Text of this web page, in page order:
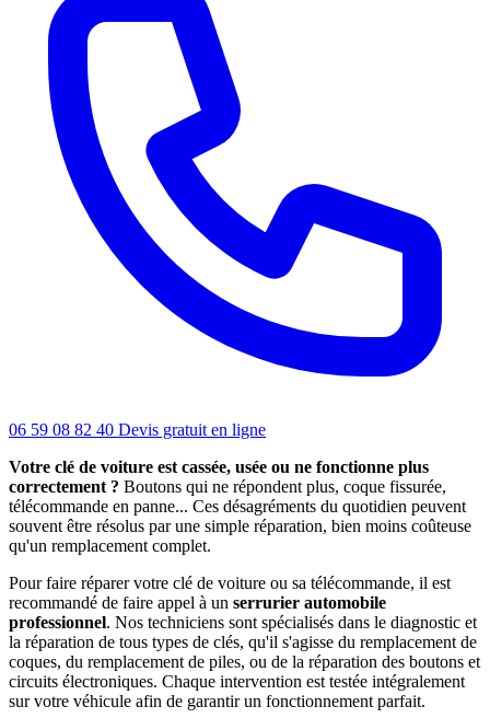
06 59 08 82 40 Devis gratuit en ligne
Votre clé de voiture est cassée, usée ou ne fonctionne plus
correctement ? Boutons qui ne répondent plus, coque fissurée,
télécommande en panne... Ces désagréments du quotidien peuvent
souvent être résolus par une simple réparation, bien moins coûteuse
qu'un remplacement complet.
Pour faire réparer votre clé de voiture ou sa télécommande, il est
recommandé de faire appel à un serrurier automobile
professionnel. Nos techniciens sont spécialisés dans le diagnostic et
la réparation de tous types de clés, qu'il s'agisse du remplacement de
coques, du remplacement de piles, ou de la réparation des boutons et
circuits électroniques. Chaque intervention est testée intégralement
sur votre véhicule afin de garantir un fonctionnement parfait.